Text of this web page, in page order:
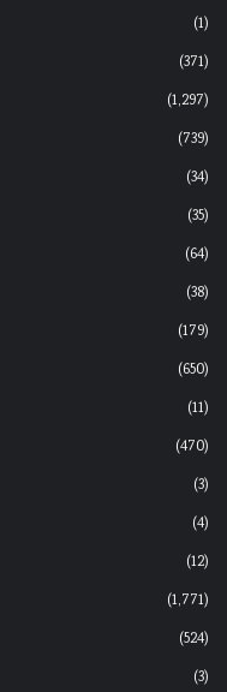
(1)
(371)
(1,297)
(739)
(34)
(35)
(64)
(38)
(179)
(650)
(11)
(470)
(3)
(4)
(12)
(1,771)
(524)
(3)